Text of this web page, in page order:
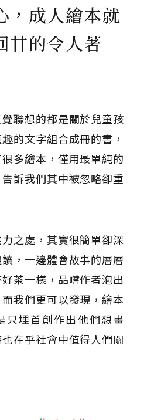
，成人繪本就
甘的令人著
聯想的都是關於兒童孩
的文字組合成冊的書，
多繪本，僅用最單純的
訴我們其中被忽略卻重
之處，其實很簡單卻深
，一邊體會故事的層層
茶一樣，品嚐作者泡出
我們更可以發現，繪本
只埋首創作出他們想畫
在乎社會中值得人們關